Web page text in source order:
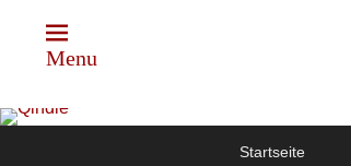
Menu
Qindie
Das Autorenkorrektiv
Startseite